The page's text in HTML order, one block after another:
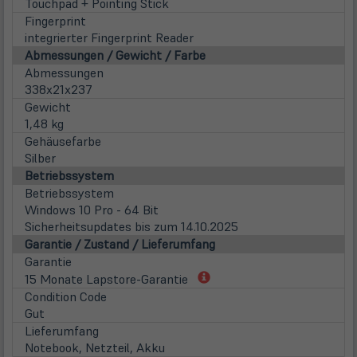
Touchpad + Pointing Stick
Fingerprint
integrierter Fingerprint Reader
Abmessungen / Gewicht / Farbe
Abmessungen
338x21x237
Gewicht
1,48 kg
Gehäusefarbe
Silber
Betriebssystem
Betriebssystem
Windows 10 Pro - 64 Bit
Sicherheitsupdates bis zum 14.10.2025
Garantie / Zustand / Lieferumfang
Garantie
15 Monate Lapstore-Garantie
(öffnet
Condition Code
Gut
Lieferumfang
Notebook, Netzteil, Akku